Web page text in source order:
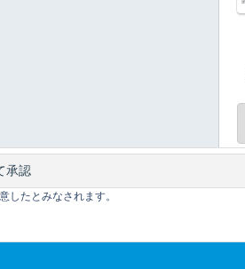
したとみなされます。